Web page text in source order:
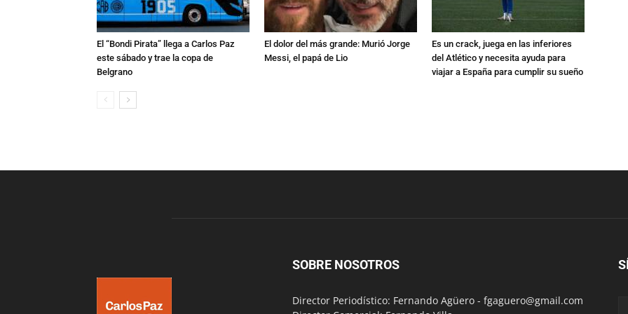
El “Bondi Pirata” llega a Carlos Paz
este sábado y trae la copa de
Belgrano
El dolor del más grande: Murió Jorge
Messi, el papá de Lio
Es un crack, juega en las inferiores
del Atlético y necesita ayuda para
viajar a España para cumplir su sueño
SOBRE NOSOTROS
Director Periodístico: Fernando Agüero - fgaguero@gmail.com